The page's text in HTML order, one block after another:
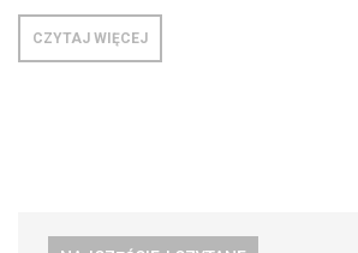
CZYTAJ WIĘCEJ